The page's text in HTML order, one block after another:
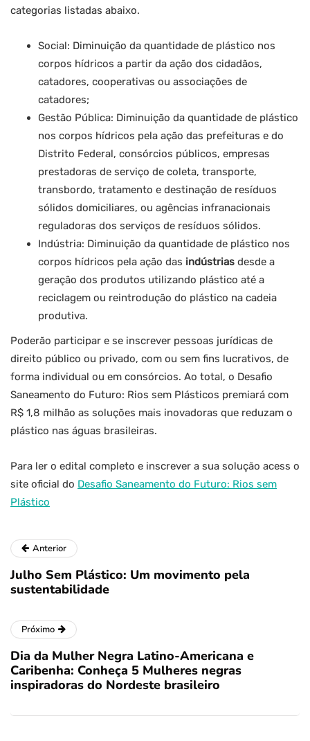
categorias listadas abaixo.
Social: Diminuição da quantidade de plástico nos
corpos hídricos a partir da ação dos cidadãos,
catadores, cooperativas ou associações de
catadores;
Gestão Pública: Diminuição da quantidade de plástico
nos corpos hídricos pela ação das prefeituras e do
Distrito Federal, consórcios públicos, empresas
prestadoras de serviço de coleta, transporte,
transbordo, tratamento e destinação de resíduos
sólidos domiciliares, ou agências infranacionais
reguladoras dos serviços de resíduos sólidos.
Indústria: Diminuição da quantidade de plástico nos
corpos hídricos pela ação das indústrias desde a
geração dos produtos utilizando plástico até a
reciclagem ou reintrodução do plástico na cadeia
produtiva.
Poderão participar e se inscrever pessoas jurídicas de
direito público ou privado, com ou sem fins lucrativos, de
forma individual ou em consórcios. Ao total, o Desafio
Saneamento do Futuro: Rios sem Plásticos premiará com
R$ 1,8 milhão as soluções mais inovadoras que reduzam o
plástico nas águas brasileiras.
Para ler o edital completo e inscrever a sua solução acess o
site oficial do Desafio Saneamento do Futuro: Rios sem
Plástico
Anterior
Julho Sem Plástico: Um movimento pela
sustentabilidade
Próximo
Dia da Mulher Negra Latino-Americana e
Caribenha: Conheça 5 Mulheres negras
inspiradoras do Nordeste brasileiro